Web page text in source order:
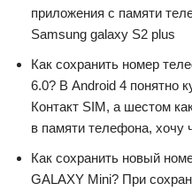
приложения с памяти
Samsung galaxy S2 plus
Как сохранить номер
6.0? В Android 4 понятно
Контакт SIM, а шестом
в памяти телефона, хочу
Как сохранить новый
GALAXY Mini? При